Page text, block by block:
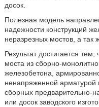
досок.
Полезная модель
надежности конструкций
неразрезных мостов, а так
Результат достигается
моста из сборно-
железобетона,
ненапряженной арматурой
сборных предварительно-
или досок заводского